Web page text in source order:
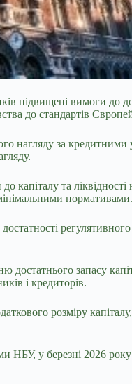
вимоги до
до стандартів
за кредитними
та ліквідності
нормативами.
запасу
і кредиторів.
розміру
у березні 2026